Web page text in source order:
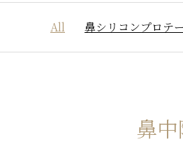
All 鼻シリコンプロテ
鼻